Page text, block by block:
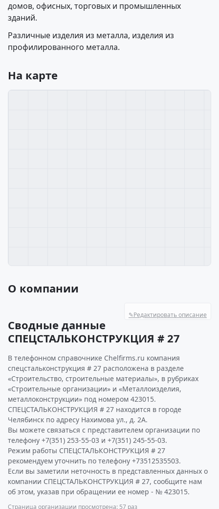
домов, офисных, торговых и промышленных
зданий.
Различные изделия из металла, изделия из
профилированного металла.
На карте
О компании
✎Редактировать описание
Сводные данные
СПЕЦСТАЛЬКОНСТРУКЦИЯ # 27
В телефонном справочнике Chelfirms.ru компания
спецстальконструкция # 27 расположена в разделе
«Строительство, строительные материалы», в рубриках
«Строительные организации» и «Металлоизделия,
металлоконструкции» под номером 423015.
СПЕЦСТАЛЬКОНСТРУКЦИЯ # 27 находится в городе
Челябинск по адресу Нахимова ул., д. 2А.
Вы можете связаться с представителем организации по
телефону +7(351) 253-55-03 и +7(351) 245-55-03.
Режим работы СПЕЦСТАЛЬКОНСТРУКЦИЯ # 27
рекомендуем уточнить по телефону +73512535503.
Если вы заметили неточность в представленных данных о
компании СПЕЦСТАЛЬКОНСТРУКЦИЯ # 27, сообщите нам
об этом, указав при обращении ее номер - № 423015.
Страница организации просмотрена: 57 раз